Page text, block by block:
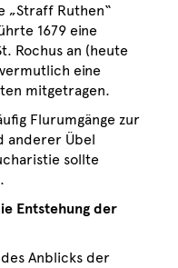
„Straff Ruthen“
1679 eine
Rochus an (heute
eine
mitgetragen.
Flurumgänge zur
anderer Übel
sollte
Entstehung der
Anblicks der